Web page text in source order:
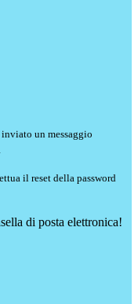
inviato un messaggio
il reset della password
di posta elettronica!